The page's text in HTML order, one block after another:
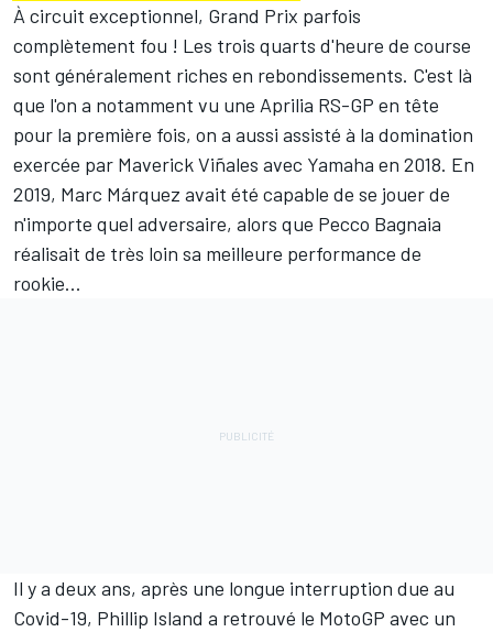
À circuit exceptionnel, Grand Prix parfois
complètement fou ! Les trois quarts d'heure de course
sont généralement riches en rebondissements. C'est là
que l'on a notamment vu une Aprilia RS-GP en tête
pour la première fois, on a aussi assisté à la domination
exercée par Maverick Viñales avec Yamaha en 2018. En
2019, Marc Márquez avait été capable de se jouer de
n'importe quel adversaire, alors que Pecco Bagnaia
réalisait de très loin sa meilleure performance de
rookie...
Il y a deux ans, après une longue interruption due au
Covid-19, Phillip Island a retrouvé le MotoGP avec un